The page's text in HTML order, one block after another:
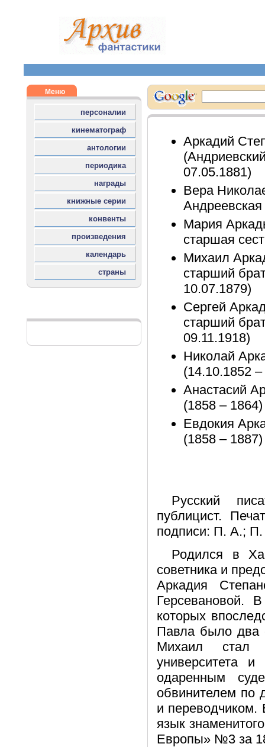
Аркадий
07.05.1881)
Вера
Мария
старшая
Михаил
старший
10.07.1879)
Сергей
старший
09.11.1918)
Николай
(14.10.1852
Анастасий
(1858 – 1864)
Евдокия
(1858 – 1887)
Русский
публицист.
подписи: П. А.;
Родился в
советника и
Аркадия
Герсевановой.
которых
Павла было два
Михаил стал
университета
одаренным
обвинителем по
и переводчиком.
язык
Европы» №3 за